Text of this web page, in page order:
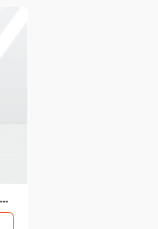
Поперечные роликовые направляющие iHF для контрольно-измерительного оборудования 3C